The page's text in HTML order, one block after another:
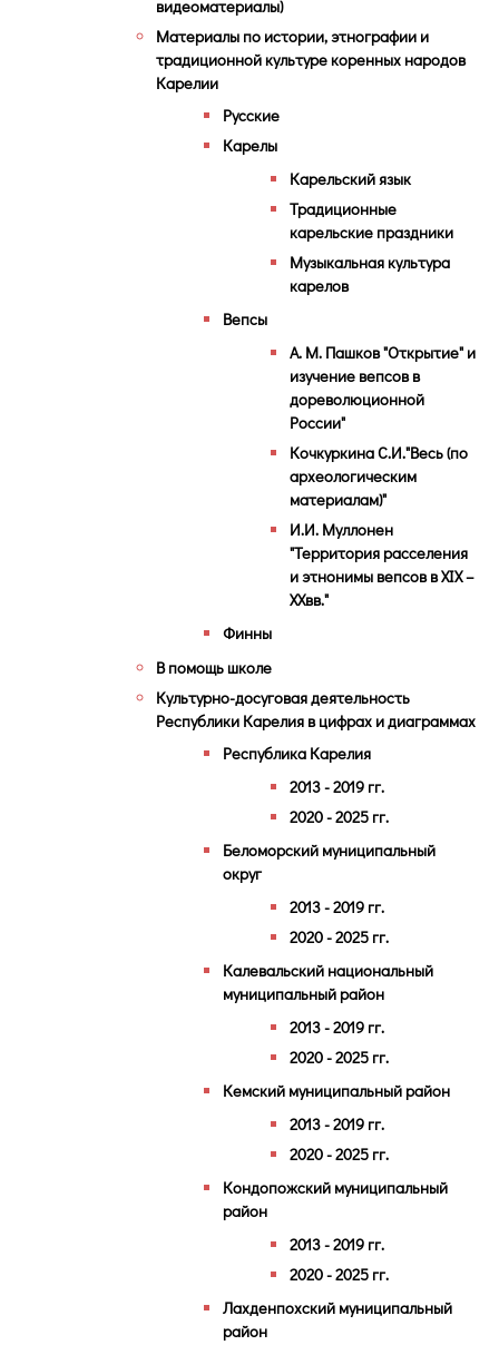
видеоматериалы)
Материалы по истории, этнографии и
традиционной культуре коренных народов
Карелии
Русские
Карелы
Карельский язык
Традиционные
карельские праздники
Музыкальная культура
карелов
Вепсы
А. М. Пашков "Открытие" и
изучение вепсов в
дореволюционной
России"
Кочкуркина С.И."Весь (по
археологическим
материалам)"
И.И. Муллонен
"Территория расселения
и этнонимы вепсов в XIX –
XXвв."
Финны
В помощь школе
Культурно-досуговая деятельность
Республики Карелия в цифрах и диаграммах
Республика Карелия
2013 - 2019 гг.
2020 - 2025 гг.
Беломорский муниципальный
округ
2013 - 2019 гг.
2020 - 2025 гг.
Калевальский национальный
муниципальный район
2013 - 2019 гг.
2020 - 2025 гг.
Кемский муниципальный район
2013 - 2019 гг.
2020 - 2025 гг.
Кондопожский муниципальный
район
2013 - 2019 гг.
2020 - 2025 гг.
Лахденпохский муниципальный
район